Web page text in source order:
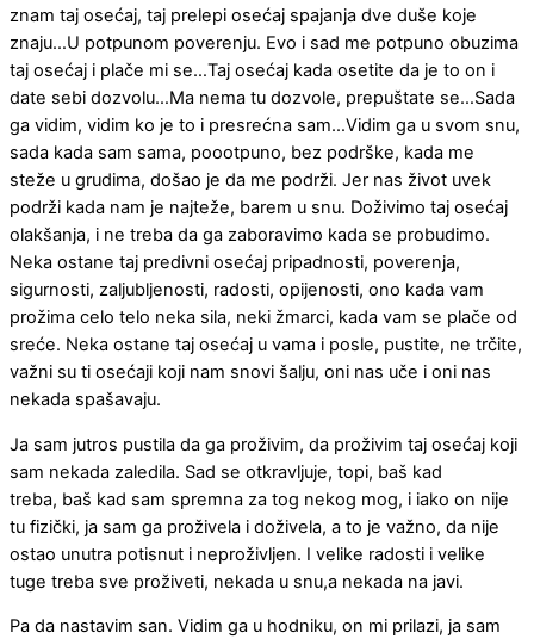
znam taj osećaj, taj prelepi osećaj spajanja dve duše koje
znaju…U potpunom poverenju. Evo i sad me potpuno obuzima
taj osećaj i plače mi se…Taj osećaj kada osetite da je to on i
date sebi dozvolu…Ma nema tu dozvole, prepuštate se…Sada
ga vidim, vidim ko je to i presrećna sam…Vidim ga u svom snu,
sada kada sam sama, poootpuno, bez podrške, kada me
steže u grudima, došao je da me podrži. Jer nas život uvek
podrži kada nam je najteže, barem u snu. Doživimo taj osećaj
olakšanja, i ne treba da ga zaboravimo kada se probudimo.
Neka ostane taj predivni osećaj pripadnosti, poverenja,
sigurnosti, zaljubljenosti, radosti, opijenosti, ono kada vam
prožima celo telo neka sila, neki žmarci, kada vam se plače od
sreće. Neka ostane taj osećaj u vama i posle, pustite, ne trčite,
važni su ti osećaji koji nam snovi šalju, oni nas uče i oni nas
nekada spašavaju.
Ja sam jutros pustila da ga proživim, da proživim taj osećaj koji
sam nekada zaledila. Sad se otkravljuje, topi, baš kad
treba, baš kad sam spremna za tog nekog mog, i iako on nije
tu fizički, ja sam ga proživela i doživela, a to je važno, da nije
ostao unutra potisnut i neproživljen. I velike radosti i velike
tuge treba sve proživeti, nekada u snu,a nekada na javi.
Pa da nastavim san. Vidim ga u hodniku, on mi prilazi, ja sam